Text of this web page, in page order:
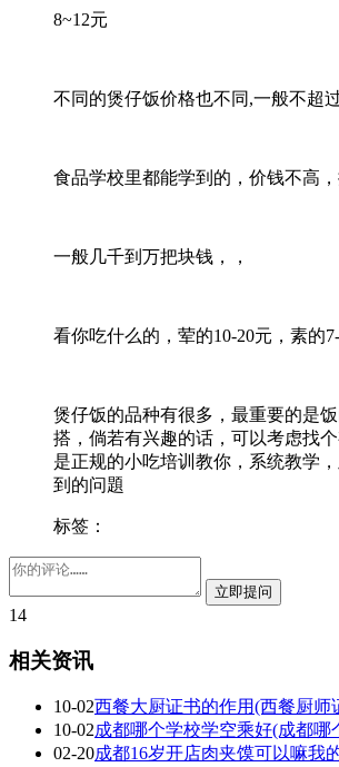
8~12元
不同的煲仔饭价格也不同,一般不超
食品学校里都能学到的，价钱不高
一般几千到万把块钱，，
看你吃什么的，荤的10-20元，素的7-
煲仔饭的品种有很多，最重要的是
搭，倘若有兴趣的话，可以考虑找
是正规的小吃培训教你，系统教学
到的问題
标签：
14
相关资讯
10-02西餐大厨证书的作用(西餐厨师
10-02成都哪个学校学空乘好(成都哪
02-20成都16岁开店肉夹馍可以嘛我